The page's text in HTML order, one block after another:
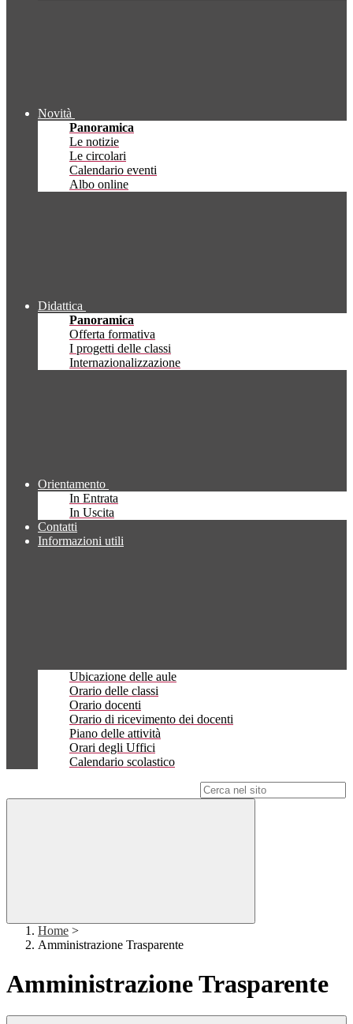
Novità
Panoramica
Le notizie
Le circolari
Calendario eventi
Albo online
Didattica
Panoramica
Offerta formativa
I progetti delle classi
Internazionalizzazione
Orientamento
In Entrata
In Uscita
Contatti
Informazioni utili
Ubicazione delle aule
Orario delle classi
Orario docenti
Orario di ricevimento dei docenti
Piano delle attività
Orari degli Uffici
Calendario scolastico
Home >
Amministrazione Trasparente
Amministrazione Trasparente